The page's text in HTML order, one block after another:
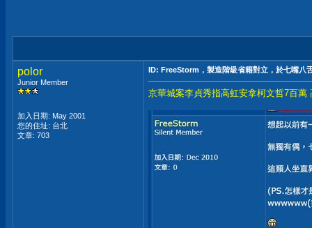
polor
Junior Member
加入日期: May 2001
您的住址: 台北
文章: 703
ID: FreeStorm，製造階級省籍對立，於七嘴八
京華城案李貞秀指高虹安拿柯文哲7百萬